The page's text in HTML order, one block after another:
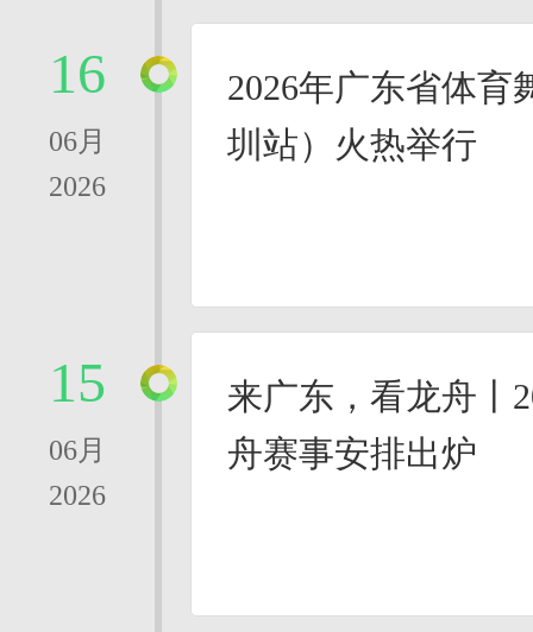
16
06月
2026
2026年广东省体育
圳站）火热举行
15
06月
2026
来广东，看龙舟丨
舟赛事安排出炉